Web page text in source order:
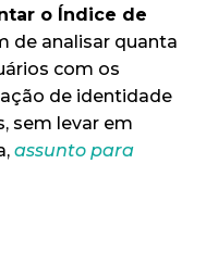
o Índice de
de analisar quanta
com os
de identidade
sem levar em
assunto para